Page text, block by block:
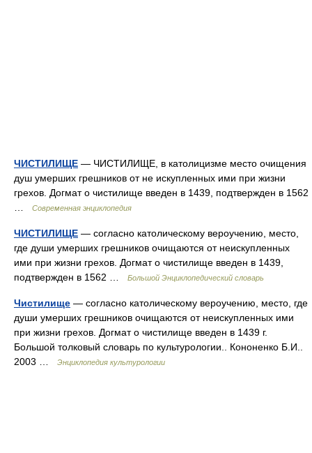
ЧИСТИЛИЩЕ — ЧИСТИЛИЩЕ, в католицизме место очищения
душ умерших грешников от не искупленных ими при жизни
грехов. Догмат о чистилище введен в 1439, подтвержден в 1562
Современная энциклопедия
ЧИСТИЛИЩЕ — согласно католическому вероучению, место,
где души умерших грешников очищаются от неискупленных
ими при жизни грехов. Догмат о чистилище введен в 1439,
подтвержден в 1562 …
Большой Энциклопедический словарь
Чистилище — согласно католическому вероучению, место, где
души умерших грешников очищаются от неискупленных ими
при жизни грехов. Догмат о чистилище введен в 1439 г.
Большой толковый словарь по культурологии.. Кононенко Б.И..
2003 …
Энциклопедия культурологии